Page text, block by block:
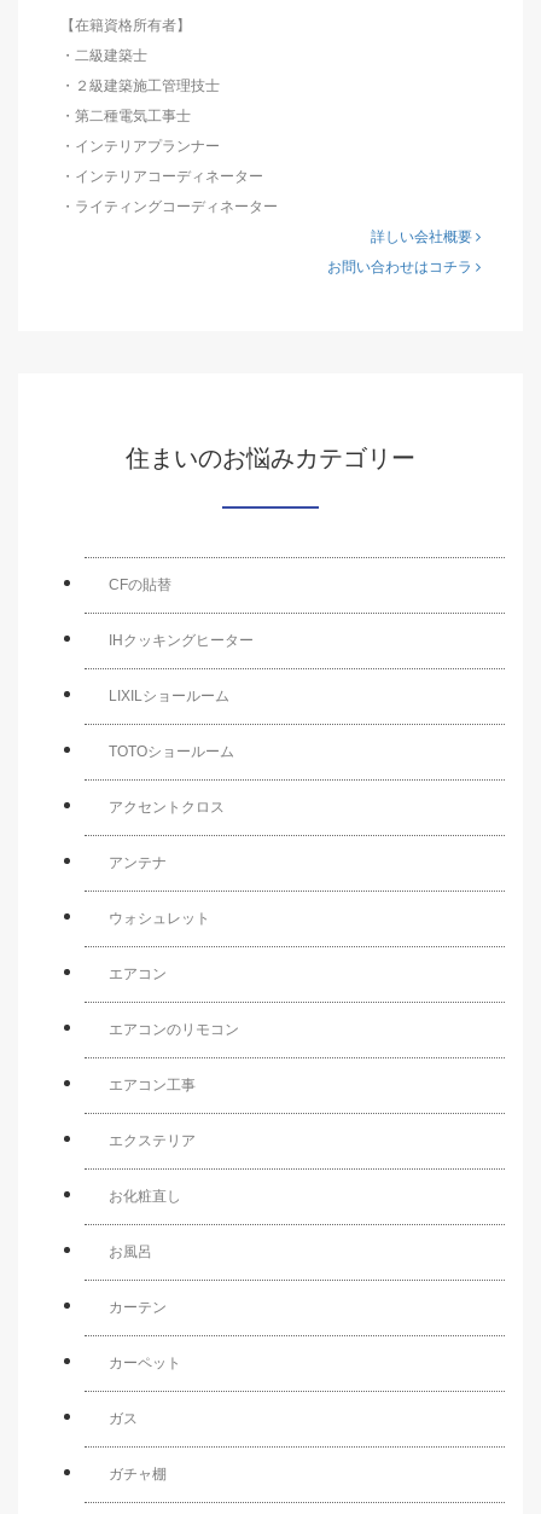
【在籍資格所有者】
・二級建築士
・２級建築施工管理技士
・第二種電気工事士
・インテリアプランナー
・インテリアコーディネーター
・ライティングコーディネーター
詳しい会社概要
お問い合わせはコチラ
住まいのお悩みカテゴリー
CFの貼替
IHクッキングヒーター
LIXILショールーム
TOTOショールーム
アクセントクロス
アンテナ
ウォシュレット
エアコン
エアコンのリモコン
エアコン工事
エクステリア
お化粧直し
お風呂
カーテン
カーペット
ガス
ガチャ棚